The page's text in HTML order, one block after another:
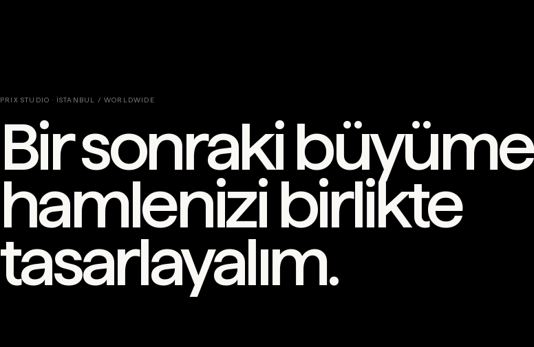
PRIX STUDIO · İSTANBUL / WORLDWIDE
Bir sonraki büyüme
hamlenizi birlikte
tasarlayalım.